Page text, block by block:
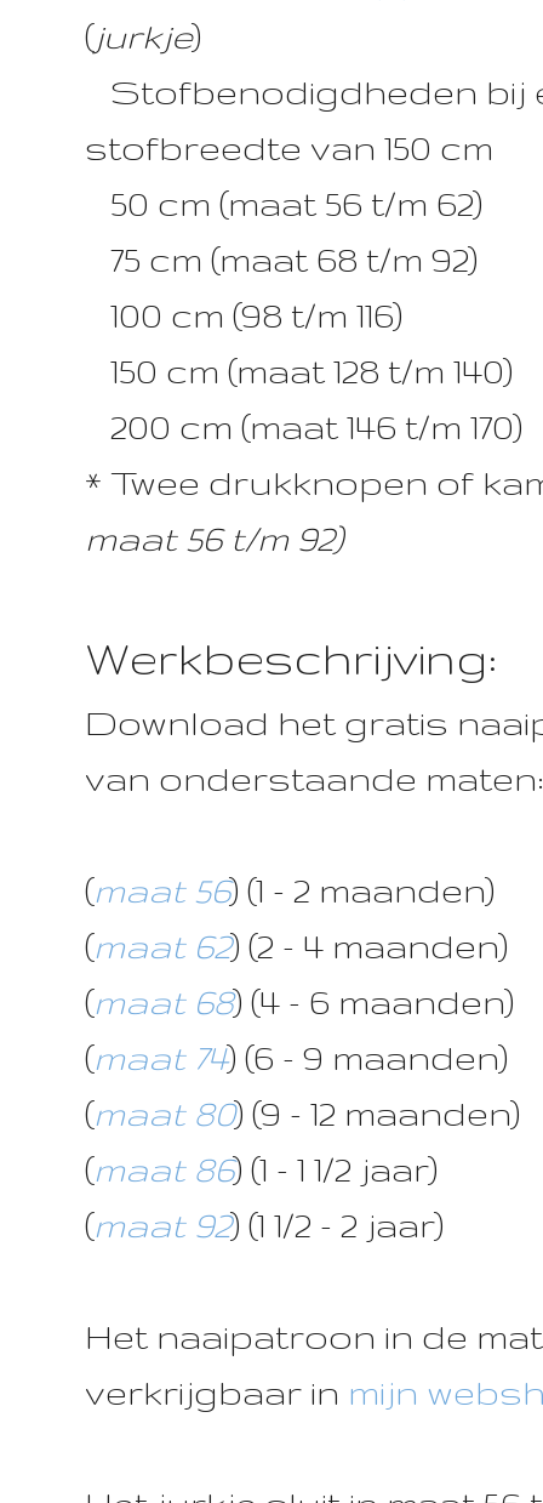
(jurkje)
Stofbenodigdheden bij
stofbreedte van 150 cm
50 cm (maat 56 t/m 62)
75 cm (maat 68 t/m 92)
100 cm (98 t/m 116)
150 cm (maat 128 t/m 140)
200 cm (maat 146 t/m 170)
* Twee drukknopen of
maat 56 t/m 92)
Werkbeschrijving:
Download het gratis
van onderstaande maten:
(maat 56) (1 - 2 maanden)
(maat 62) (2 - 4 maanden)
(maat 68) (4 - 6 maanden)
(maat 74) (6 - 9 maanden)
(maat 80) (9 - 12 maanden)
(maat 86) (1 - 1 1/2 jaar)
(maat 92) (1 1/2 - 2 jaar)
Het naaipatroon in de
verkrijgbaar in mijn